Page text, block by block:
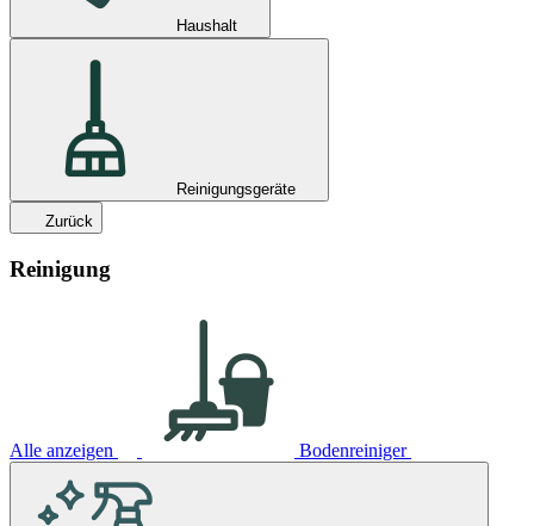
Haushalt
Reinigungsgeräte
Zurück
Reinigung
Alle anzeigen Bodenreiniger